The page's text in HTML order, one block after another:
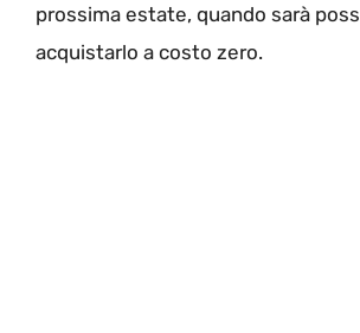
prossima estate, quando sarà
acquistarlo a costo zero.